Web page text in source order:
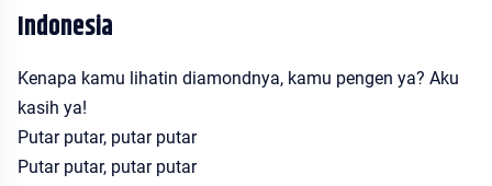
Indonesia
Kenapa kamu lihatin diamondnya, kamu pengen ya? Aku
kasih ya!
Putar putar, putar putar
Putar putar, putar putar